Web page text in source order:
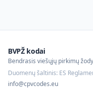
BVPŽ kodai
Bendrasis viešųjų pirkimų
Duomenų šaltinis: ES
info@cpvcodes.eu